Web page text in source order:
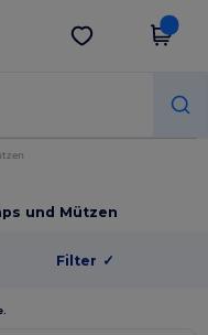
App holen
und Mützen
Filter ✓